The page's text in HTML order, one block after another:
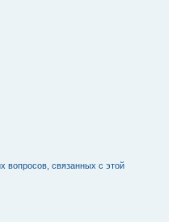
вопросов, связанных с этой